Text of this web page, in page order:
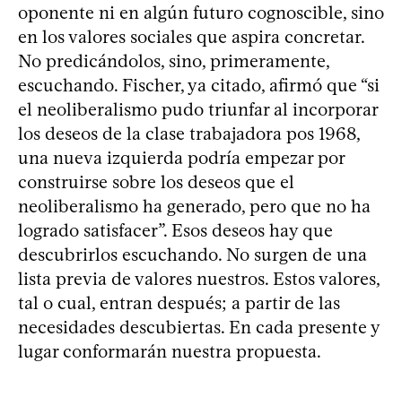
oponente ni en algún futuro cognoscible, sino
en los valores sociales que aspira concretar.
No predicándolos, sino, primeramente,
escuchando. Fischer, ya citado, afirmó que “si
el neoliberalismo pudo triunfar al incorporar
los deseos de la clase trabajadora pos 1968,
una nueva izquierda podría empezar por
construirse sobre los deseos que el
neoliberalismo ha generado, pero que no ha
logrado satisfacer”. Esos deseos hay que
descubrirlos escuchando. No surgen de una
lista previa de valores nuestros. Estos valores,
tal o cual, entran después; a partir de las
necesidades descubiertas. En cada presente y
lugar conformarán nuestra propuesta.